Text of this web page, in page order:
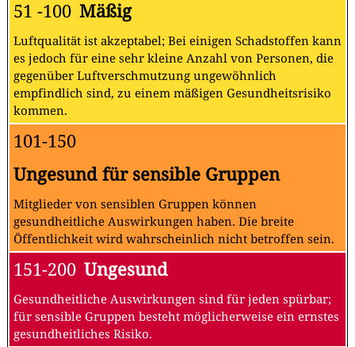
51 -100 Mäßig
Luftqualität ist akzeptabel; Bei einigen Schadstoffen kann
es jedoch für eine sehr kleine Anzahl von Personen, die
gegenüber Luftverschmutzung ungewöhnlich
empfindlich sind, zu einem mäßigen Gesundheitsrisiko
kommen.
101-150
Ungesund für sensible Gruppen
Mitglieder von sensiblen Gruppen können
gesundheitliche Auswirkungen haben. Die breite
Öffentlichkeit wird wahrscheinlich nicht betroffen sein.
151-200 Ungesund
Gesundheitliche Auswirkungen sind für jeden spürbar;
für sensible Gruppen besteht möglicherweise ein ernstes
gesundheitliches Risiko.